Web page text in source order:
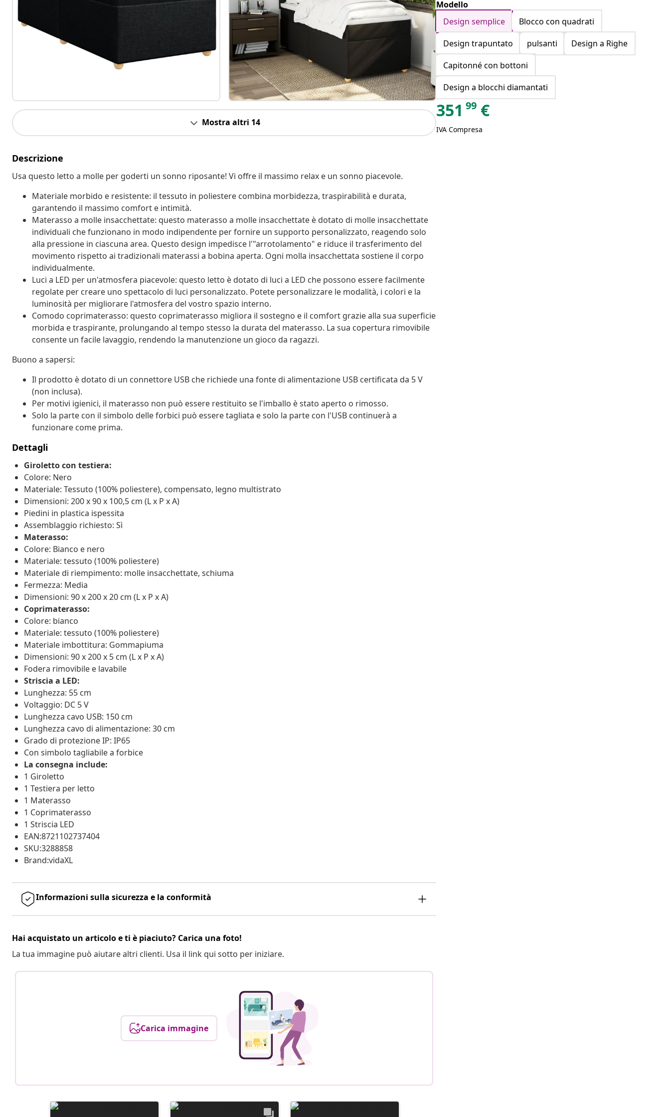
Mostra altri 14
Descrizione
Usa questo letto a molle per goderti un sonno riposante! Vi offre il massimo relax e un sonno piacevole.
Materiale morbido e resistente: il tessuto in poliestere combina morbidezza, traspirabilità e durata,
garantendo il massimo comfort e intimità.
Materasso a molle insacchettate: questo materasso a molle insacchettate è dotato di molle insacchettate
individuali che funzionano in modo indipendente per fornire un supporto personalizzato, reagendo solo
alla pressione in ciascuna area. Questo design impedisce l'"arrotolamento" e riduce il trasferimento del
movimento rispetto ai tradizionali materassi a bobina aperta. Ogni molla insacchettata sostiene il corpo
individualmente.
Luci a LED per un'atmosfera piacevole: questo letto è dotato di luci a LED che possono essere facilmente
regolate per creare uno spettacolo di luci personalizzato. Potete personalizzare le modalità, i colori e la
luminosità per migliorare l'atmosfera del vostro spazio interno.
Comodo coprimaterasso: questo coprimaterasso migliora il sostegno e il comfort grazie alla sua superficie
morbida e traspirante, prolungando al tempo stesso la durata del materasso. La sua copertura rimovibile
consente un facile lavaggio, rendendo la manutenzione un gioco da ragazzi.
Buono a sapersi:
Il prodotto è dotato di un connettore USB che richiede una fonte di alimentazione USB certificata da 5 V
(non inclusa).
Per motivi igienici, il materasso non può essere restituito se l'imballo è stato aperto o rimosso.
Solo la parte con il simbolo delle forbici può essere tagliata e solo la parte con l'USB continuerà a
funzionare come prima.
Dettagli
Giroletto con testiera:
Colore: Nero
Materiale: Tessuto (100% poliestere), compensato, legno multistrato
Dimensioni: 200 x 90 x 100,5 cm (L x P x A)
Piedini in plastica ispessita
Assemblaggio richiesto: Sì
Materasso:
Colore: Bianco e nero
Materiale: tessuto (100% poliestere)
Materiale di riempimento: molle insacchettate, schiuma
Fermezza: Media
Dimensioni: 90 x 200 x 20 cm (L x P x A)
Coprimaterasso:
Colore: bianco
Materiale: tessuto (100% poliestere)
Materiale imbottitura: Gommapiuma
Dimensioni: 90 x 200 x 5 cm (L x P x A)
Fodera rimovibile e lavabile
Striscia a LED:
Lunghezza: 55 cm
Voltaggio: DC 5 V
Lunghezza cavo USB: 150 cm
Lunghezza cavo di alimentazione: 30 cm
Grado di protezione IP: IP65
Con simbolo tagliabile a forbice
La consegna include:
1 Giroletto
1 Testiera per letto
1 Materasso
1 Coprimaterasso
1 Striscia LED
EAN:8721102737404
SKU:3288858
Brand:vidaXL
Informazioni sulla sicurezza e la conformità
Hai acquistato un articolo e ti è piaciuto? Carica una foto!
La tua immagine può aiutare altri clienti. Usa il link qui sotto per iniziare.
Carica immagine
Modello
Design semplice
Blocco con quadrati
Design trapuntato
pulsanti
Design a Righe
Capitonné con bottoni
Design a blocchi diamantati
351 99 €
IVA Compresa